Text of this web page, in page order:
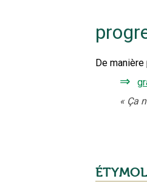
De
⇒
« Ça